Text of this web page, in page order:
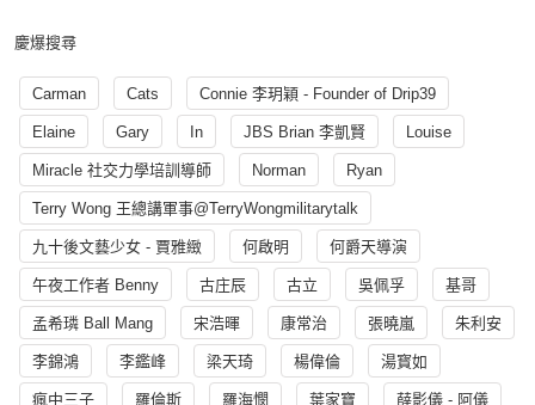
慶爆搜尋
Carman Cats Connie 李玥穎 - Founder of Drip39
Elaine Gary In JBS Brian 李凱賢 Louise
Miracle 社交力學培訓導師 Norman Ryan
Terry Wong 王總講軍事@TerryWongmilitarytalk
九十後文藝少女 - 賈雅緻 何啟明 何爵天導演
午夜工作者 Benny 古庄辰 古立 吳佩孚 基哥
孟希璘 Ball Mang 宋浩暉 康常治 張曉嵐 朱利安
李錦鴻 李鑑峰 梁天琦 楊偉倫 湯寳如
瘋中三子 羅倫斯 羅海憫 葉家寶 薛影儀 - 阿儀